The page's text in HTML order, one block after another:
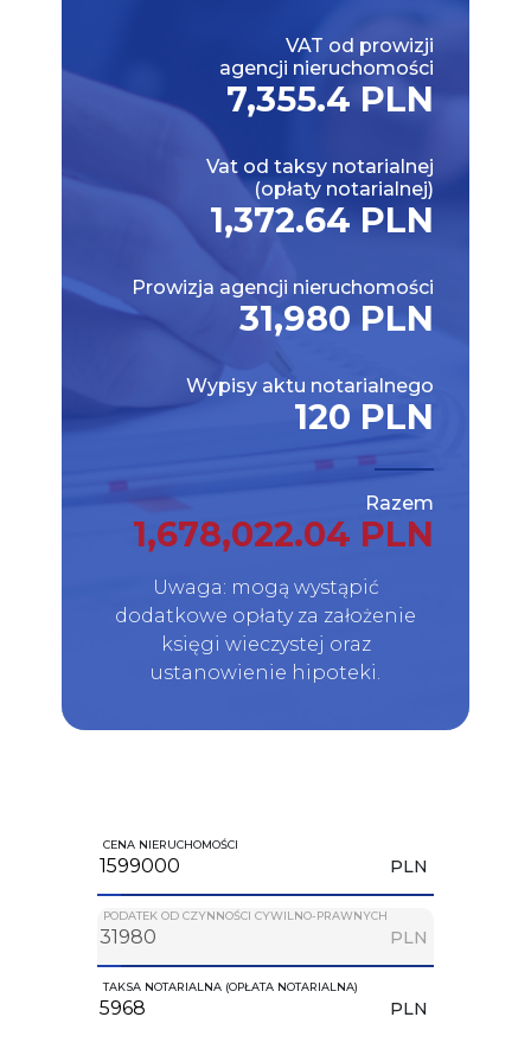
VAT od prowizji
agencji nieruchomości
7,355.4 PLN
Vat od taksy notarialnej
(opłaty notarialnej)
1,372.64 PLN
Prowizja agencji nieruchomości
31,980 PLN
Wypisy aktu notarialnego
120 PLN
Razem
1,678,022.04 PLN
Uwaga: mogą wystąpić
dodatkowe opłaty za założenie
księgi wieczystej oraz
ustanowienie hipoteki.
CENA NIERUCHOMOŚCI
PLN
PODATEK OD CZYNNOŚCI CYWILNO-PRAWNYCH
PLN
TAKSA NOTARIALNA (OPŁATA NOTARIALNA)
PLN